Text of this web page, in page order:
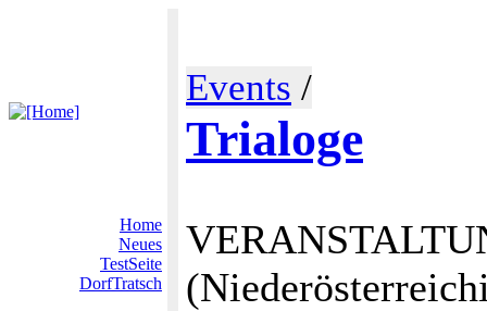
Events /
Trialoge
Home
Neues
TestSeite
DorfTratsch